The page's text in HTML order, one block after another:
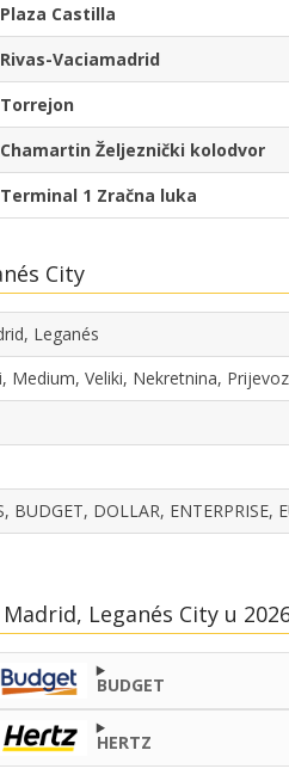
Plaza Castilla
Rivas-Vaciamadrid
Torrejon
Chamartin Željeznički kolodvor
Terminal 1 Zračna luka
City
Leganés
Medium, Veliki, Nekretnina,
BUDGET, DOLLAR, ENTERPRISE,
Leganés City u
BUDGET
HERTZ